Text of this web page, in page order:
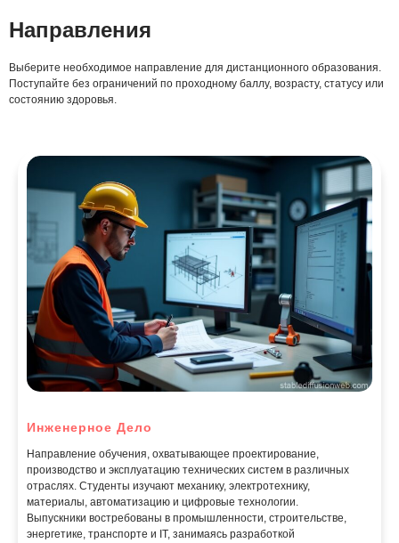
Направления
Выберите необходимое направление для дистанционного образования.
Поступайте без ограничений по проходному баллу, возрасту, статусу или
состоянию здоровья.
Инженерное Дело
Направление обучения, охватывающее проектирование,
производство и эксплуатацию технических систем в различных
отраслях. Студенты изучают механику, электротехнику,
материалы, автоматизацию и цифровые технологии.
Выпускники востребованы в промышленности, строительстве,
энергетике, транспорте и IT, занимаясь разработкой